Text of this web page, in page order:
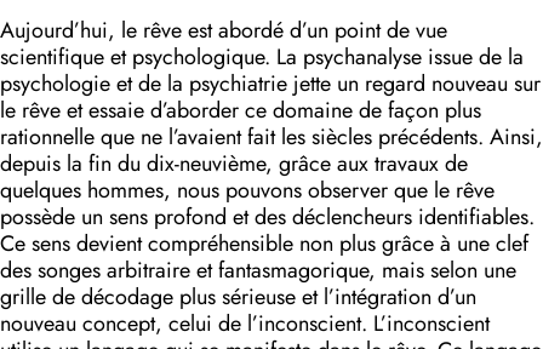
Aujourd’hui, le rêve est abordé d’un point de vue
scientifique et psychologique. La psychanalyse issue de la
psychologie et de la psychiatrie jette un regard nouveau sur
le rêve et essaie d’aborder ce domaine de façon plus
rationnelle que ne l’avaient fait les siècles précédents. Ainsi,
depuis la fin du dix-neuvième, grâce aux travaux de
quelques hommes, nous pouvons observer que le rêve
possède un sens profond et des déclencheurs identifiables.
Ce sens devient compréhensible non plus grâce à une clef
des songes arbitraire et fantasmagorique, mais selon une
grille de décodage plus sérieuse et l’intégration d’un
nouveau concept, celui de l’inconscient. L’inconscient